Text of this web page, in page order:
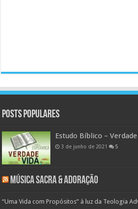
Posts populares
Estudo Bíblico – Verdade
3 de junho de 2021 5
Música Sacra & Adoração
“Uma Vida com Propósitos” à luz da Teologia